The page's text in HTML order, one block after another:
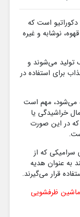
است که
نوشابه و غیره
می‌شوند و
برای استفاده در
می‌شود، مهم است
خراشیدگی یا
که در این صورت
سرامیکی که از
به عنوان هدیه
قرار می‌گیرند.
ماشین ظرفشویی